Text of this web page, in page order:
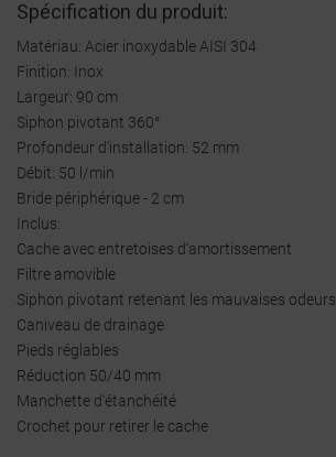
Spécification du produit:
Matériau: Acier inoxydable AISI 304
Finition: Inox
Largeur: 90 cm
Siphon pivotant 360°
Profondeur d'installation: 52 mm
Débit: 50 l/min
Bride périphérique - 2 cm
Inclus:
Cache avec entretoises d'amortissement
Filtre amovible
Siphon pivotant retenant les mauvaises odeurs
Caniveau de drainage
Pieds réglables
Réduction 50/40 mm
Manchette d'étanchéité
Crochet pour retirer le cache